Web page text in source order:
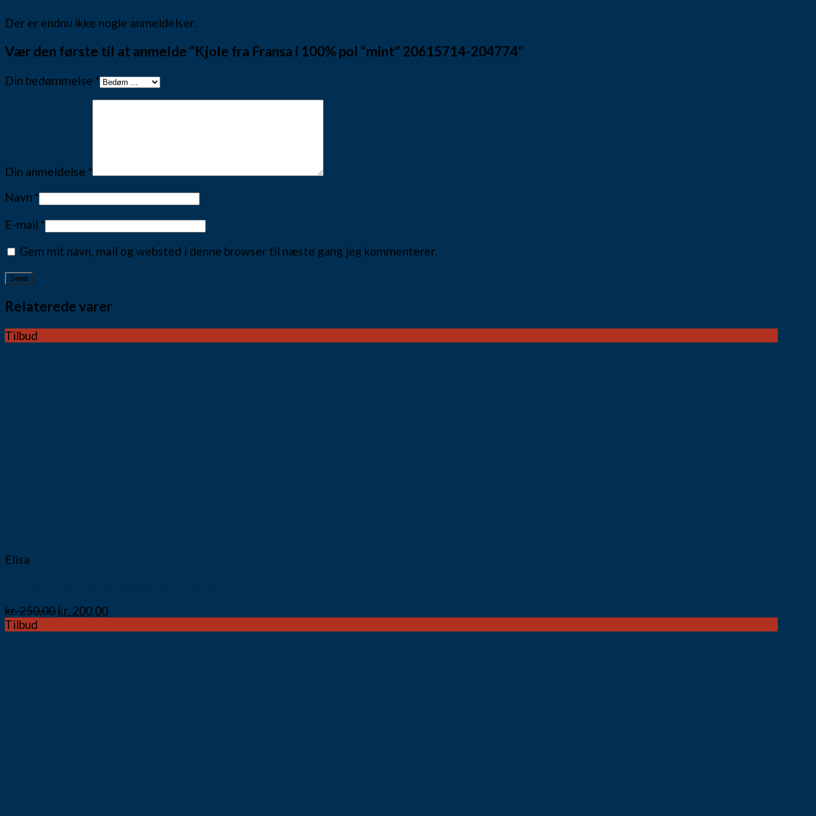
Der er endnu ikke nogle anmeldelser.
Vær den første til at anmelde “Kjole fra Fransa i 100% pol “mint” 20615714-204774”
Din bedømmelse *
Din anmeldelse *
Navn *
E-mail *
Gem mit navn, mail og websted i denne browser til næste gang jeg kommenterer.
Relaterede varer
Tilbud
Elisa
kr.250,00 kr. 200,00
Tilbud